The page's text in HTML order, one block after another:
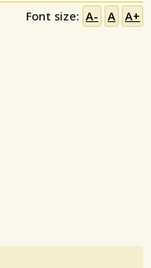
Font size: A- A A+